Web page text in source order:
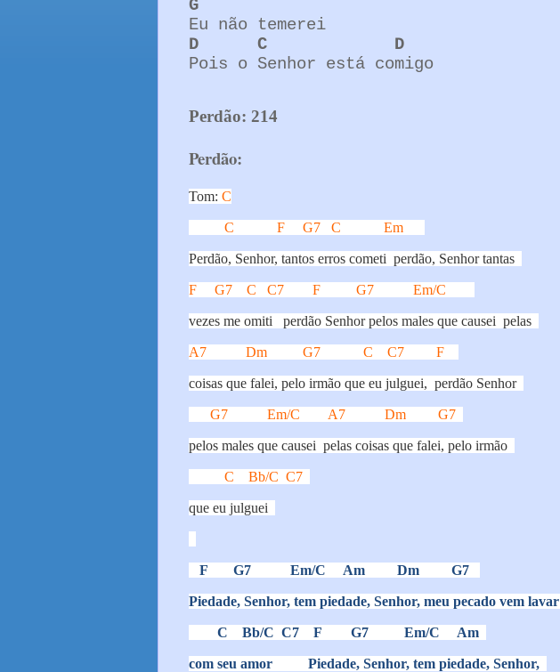
G
Eu não temerei
D
C
D
Pois o Senhor está comigo
Perdão: 214
Perdão:
Tom: C
C F G7 C Em
Perdão, Senhor, tantos erros cometi perdão, Senhor tantas
F G7 C C7 F G7 Em/C
vezes me omiti perdão Senhor pelos males que causei pelas
A7 Dm G7 C C7 F
coisas que falei, pelo irmão que eu julguei, perdão Senhor
G7 Em/C A7 Dm G7
pelos males que causei pelas coisas que falei, pelo irmão
C Bb/C C7
que eu julguei
F G7 Em/C Am Dm G7
Piedade, Senhor, tem piedade, Senhor, meu pecado vem lavar
C Bb/C C7 F G7 Em/C Am
com seu amor Piedade, Senhor, tem piedade, Senhor,